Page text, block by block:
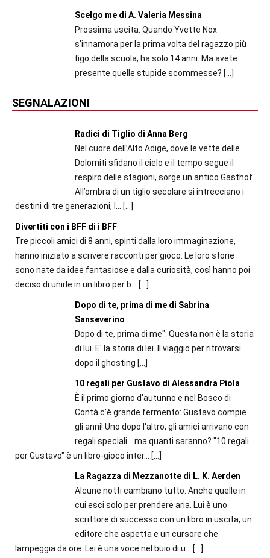
Scelgo me di A. Valeria Messina
Prossima uscita. Quando Yvette Nox
s’innamora per la prima volta del ragazzo più
figo della scuola, ha solo 14 anni. Ma avete
presente quelle stupide scommesse? […]
SEGNALAZIONI
Radici di Tiglio di Anna Berg
Nel cuore dell’Alto Adige, dove le vette delle
Dolomiti sfidano il cielo e il tempo segue il
respiro delle stagioni, sorge un antico Gasthof.
All’ombra di un tiglio secolare si intrecciano i
destini di tre generazioni, l...
[…]
Divertiti con i BFF di i BFF
Tre piccoli amici di 8 anni, spinti dalla loro immaginazione,
hanno iniziato a scrivere racconti per gioco. Le loro storie
sono nate da idee fantasiose e dalla curiosità, così hanno poi
deciso di unirle in un libro per b...
[…]
Dopo di te, prima di me di Sabrina
Sanseverino
Dopo di te, prima di me": Questa non è la storia
di lui. E' la storia di lei. Il viaggio per ritrovarsi
dopo il ghosting […]
10 regali per Gustavo di Alessandra Piola
È il primo giorno d'autunno e nel Bosco di
Contà c'è grande fermento: Gustavo compie
gli anni! Uno dopo l'altro, gli amici arrivano con
regali speciali... ma quanti saranno? "10 regali
per Gustavo" è un libro-gioco inter...
[…]
La Ragazza di Mezzanotte di L. K. Aerden
Alcune notti cambiano tutto. Anche quelle in
cui esci solo per prendere aria. Lui è uno
scrittore di successo con un libro in uscita, un
editore che aspetta e un cursore che
lampeggia da ore. Lei è una voce nel buio di u...
[…]